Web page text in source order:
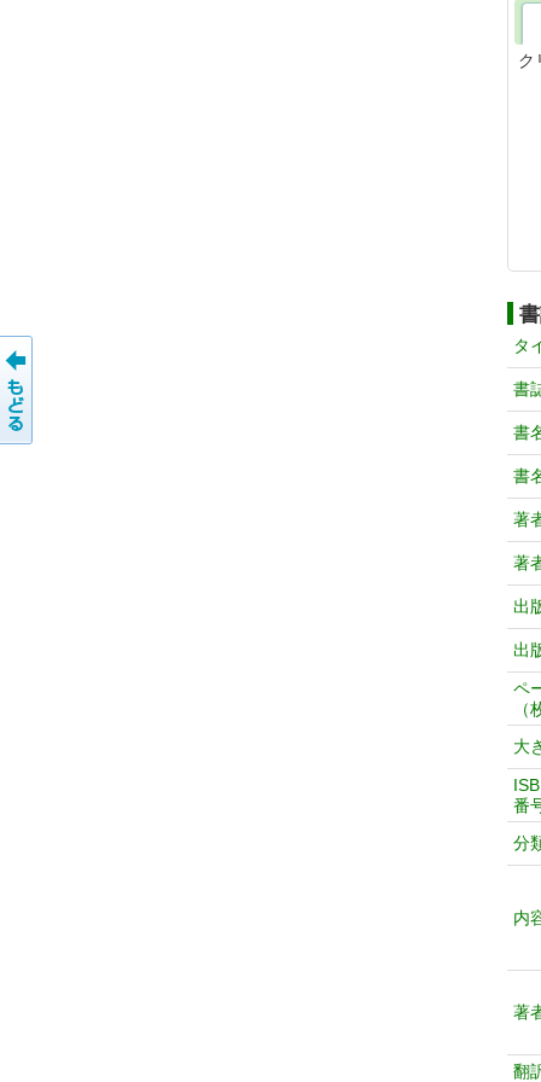
ク
タ
書
書
書
著
著
出
出
（
大
番
分
内
著
翻